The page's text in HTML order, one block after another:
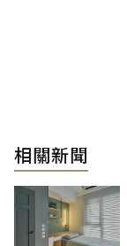
相關新聞